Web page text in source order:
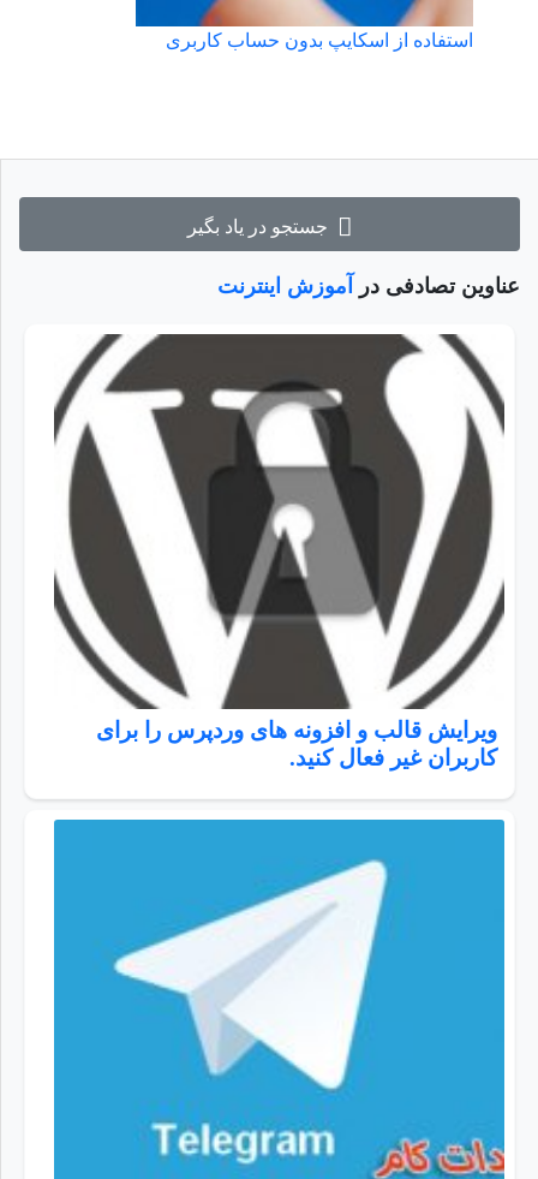
جستجو در یاد بگیر
عناوین تصادفی در آموزش اینترنت
ویرایش قالب و افزونه های وردپرس را برای
کاربران غیر فعال کنید.
استفاده از اسکایپ بدون حساب کاربری